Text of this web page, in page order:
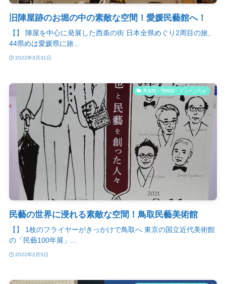
旧陣屋跡のお堀の中の素敵な空間！愛媛民藝館へ！
【】 陣屋を中心に発展した西条の街 日本全県めぐり2周目の旅、
44県めは愛媛県に旅...
2022年3月31日
美術館・博物館・ミュージカル
民藝の世界に浸れる素敵な空間！鳥取民藝美術館
【】 1枚のフライヤーがきっかけで鳥取へ 東京の国立近代美術館
の「民藝100年展」...
2022年2月5日